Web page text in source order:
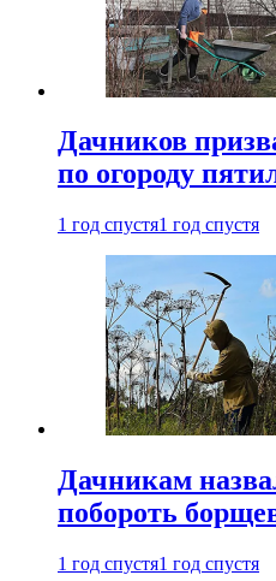
Дачников
по огороду
1 год спустя1 год спустя
Дачникам
побороть
1 год спустя1 год спустя